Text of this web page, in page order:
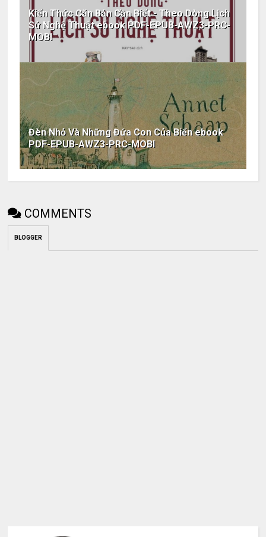
Kiến Thức Căn Bản Cần Biết - Theo Dòng Lịch
Sử Nghệ Thuật ebook PDF-EPUB-AWZ3-PRC-
MOBI
Đèn Nhỏ Và Những Đứa Con Của Biển ebook
PDF-EPUB-AWZ3-PRC-MOBI
COMMENTS
BLOGGER